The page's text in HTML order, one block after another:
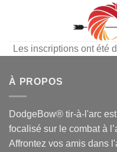
Les inscriptions ont été
À PROPOS
DodgeBow® tir-à-l'arc
focalisé sur le combat à
Affrontez vos amis dans